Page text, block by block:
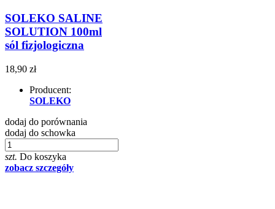
SOLEKO SALINE
SOLUTION 100ml
sól fizjologiczna
18,90 zł
Producent:
SOLEKO
dodaj do porównania
dodaj do schowka
szt. Do koszyka
zobacz szczegóły